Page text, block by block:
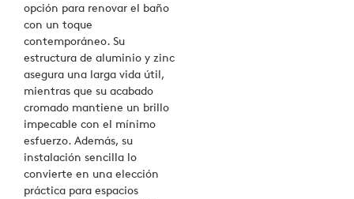
opción para renovar el baño
con un toque
contemporáneo. Su
estructura de aluminio y zinc
asegura una larga vida útil,
mientras que su acabado
cromado mantiene un brillo
impecable con el mínimo
esfuerzo. Además, su
instalación sencilla lo
convierte en una elección
práctica para espacios